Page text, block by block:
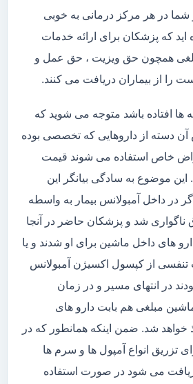
در هر مرکز درمانی به خوبی
که پزشکان برای ارائه خدمات
همچون حق ویزیت ، حق عمل و
را از بیماران دریافت می کنند.
ها افتاده باشد متوجه می شوید که
دسته از داروهایی که تخصصی بوده
خاص استفاده می شوند قیمت
این موضوع به سادگی بیانگر این
در داخل آمبولانس بیمار به واسطه
ناگواری شد و پزشکان حاضر در آنجا
های داخل ماشین برای او شدند و یا
تنفسی از کپسول اکسیژن آمبولانس
در انتهای مسیر و در زمان
مبلغی هم بابت دارو های
خواهد شد. ضمن اینکه همانطور که در
تزریق انواع آمپول ها و سرم ها
می شود در صورت استفاده